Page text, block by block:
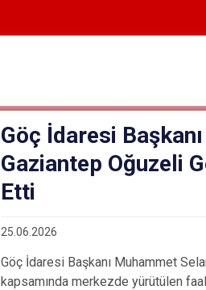
Göç İdaresi
Gaziantep Oğuzeli
Etti
25.06.2026
Göç İdaresi Başkanı Muhammet
kapsamında merkezde yürütülen